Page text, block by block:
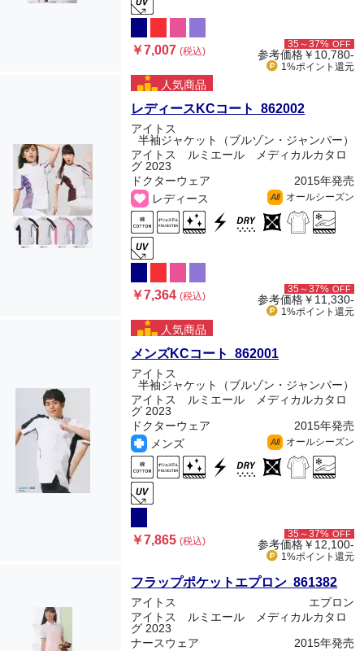
￥7,007(税込)
35～37% OFF
参考価格￥10,780-
1%ポイント 還元
人気商品
レディースKCコート 862002
アイトス
半袖ジャケット（ブルゾン・ジャンパー）
アイトス ルミエール メディカルカタロ
グ 2023
ドクターウェア
2015年発売
レディース
All オールシーズン
￥7,364(税込)
35～37% OFF
参考価格￥11,330-
1%ポイント 還元
人気商品
メンズKCコート 862001
アイトス
半袖ジャケット（ブルゾン・ジャンパー）
アイトス ルミエール メディカルカタロ
グ 2023
ドクターウェア
2015年発売
メンズ
All オールシーズン
￥7,865(税込)
35～37% OFF
参考価格￥12,100-
1%ポイント 還元
フラップポケットエプロン 861382
アイトス
エプロン
アイトス ルミエール メディカルカタロ
グ 2023
ナースウェア
2015年発売